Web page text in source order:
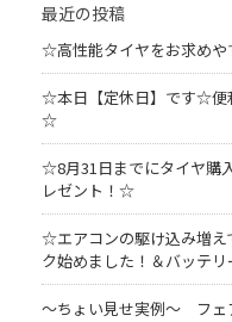
最近の投稿
☆高性能タイヤをお求め
☆本日【定休日】です☆便
☆
☆8月31日までにタイヤ購
レゼント！☆
☆エアコンの駆け込み増え
ク始めました！＆バッテ
～ちょい見せ実例～ フ